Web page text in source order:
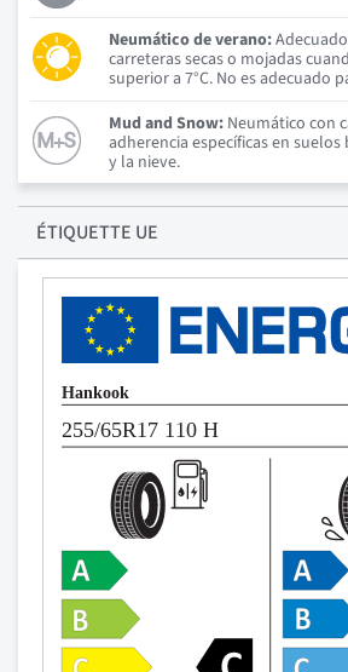
Neumático de verano:
carreteras secas o mojadas
superior a 7°C. No es adecuado
Mud and Snow: Neumático con
adherencia específicas en
y la nieve.
ÉTIQUETTE UE